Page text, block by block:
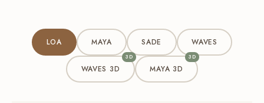
LOA MAYA SADE WAVES
WAVES 3D
3D
MAYA 3D
3D